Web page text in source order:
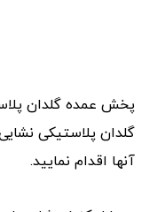
آنها اقدام نمایید.